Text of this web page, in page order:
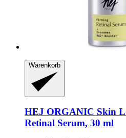
Warenkorb
HEJ ORGANIC Skin
Retinal Serum, 30 ml